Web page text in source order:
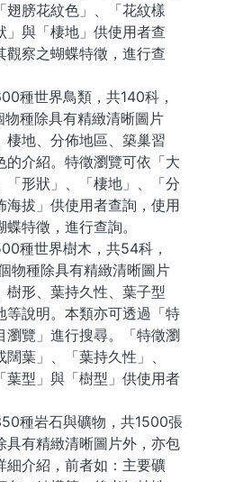
翅膀花紋色」、「花紋樣
」與「棲地」供使用者查
觀察之蝴蝶特徵，進行查
種世界鳥類，共140科，
種除具有精緻清晰圖片
棲地、分佈地區、築巢習
的介紹。特徵瀏覽可依「大
「形狀」、「棲地」、「分
海拔」供使用者查詢，使用
特徵，進行查詢。
種世界樹木，共54科，
物種除具有精緻清晰圖片
樹形、葉持久性、葉子型
等說明。本類亦可透過「特
瀏覽」進行搜尋。「特徵瀏
葉」、「葉持久性」、
葉型」與「樹型」供使用者
種岩石與礦物，共1500張
具有精緻清晰圖片外，亦包
細介紹，前者如：主要礦